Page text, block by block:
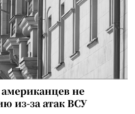
не
из-за атак ВСУ